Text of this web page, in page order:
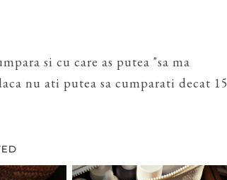
si cu care as putea "sa ma
nu ati putea sa cumparati decat 15